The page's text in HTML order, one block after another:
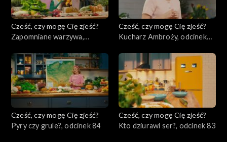
Cześć, czy mogę Cię zjeść?
Zapomniane warzywa,
Cześć, czy mogę Cię zjeść?
Kucharz Ambroży, odcinek
Cześć, czy mogę Cię zjeść?
Pyry czy grule?, odcinek 84
Cześć, czy mogę Cię zjeść?
Kto dziurawi ser?, odcinek 83